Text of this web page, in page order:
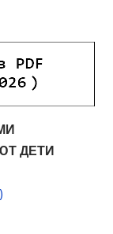
ДЕТИ